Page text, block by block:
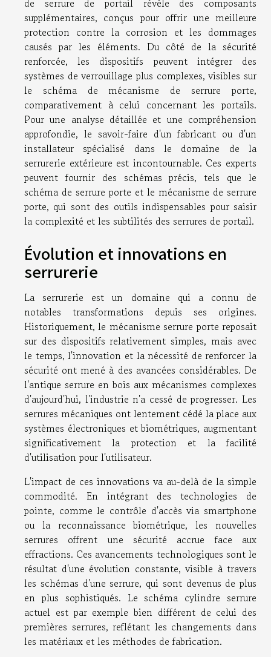
de serrure de portail révèle des composants
supplémentaires, conçus pour offrir une meilleure
protection contre la corrosion et les dommages
causés par les éléments. Du côté de la sécurité
renforcée, les dispositifs peuvent intégrer des
systèmes de verrouillage plus complexes, visibles sur
le schéma de mécanisme de serrure porte,
comparativement à celui concernant les portails.
Pour une analyse détaillée et une compréhension
approfondie, le savoir-faire d'un fabricant ou d'un
installateur spécialisé dans le domaine de la
serrurerie extérieure est incontournable. Ces experts
peuvent fournir des schémas précis, tels que le
schéma de serrure porte et le mécanisme de serrure
porte, qui sont des outils indispensables pour saisir
la complexité et les subtilités des serrures de portail.
Évolution et innovations en
serrurerie
La serrurerie est un domaine qui a connu de
notables transformations depuis ses origines.
Historiquement, le mécanisme serrure porte reposait
sur des dispositifs relativement simples, mais avec
le temps, l'innovation et la nécessité de renforcer la
sécurité ont mené à des avancées considérables. De
l'antique serrure en bois aux mécanismes complexes
d'aujourd'hui, l'industrie n'a cessé de progresser. Les
serrures mécaniques ont lentement cédé la place aux
systèmes électroniques et biométriques, augmentant
significativement la protection et la facilité
d'utilisation pour l'utilisateur.
L'impact de ces innovations va au-delà de la simple
commodité. En intégrant des technologies de
pointe, comme le contrôle d'accès via smartphone
ou la reconnaissance biométrique, les nouvelles
serrures offrent une sécurité accrue face aux
effractions. Ces avancements technologiques sont le
résultat d'une évolution constante, visible à travers
les schémas d'une serrure, qui sont devenus de plus
en plus sophistiqués. Le schéma cylindre serrure
actuel est par exemple bien différent de celui des
premières serrures, reflétant les changements dans
les matériaux et les méthodes de fabrication.